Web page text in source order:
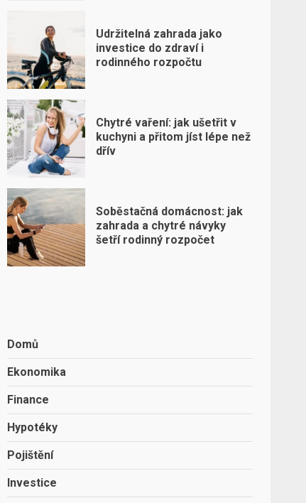
Udržitelná zahrada jako
investice do zdraví i
rodinného rozpočtu
Chytré vaření: jak ušetřit v
kuchyni a přitom jíst lépe než
dřív
Soběstačná domácnost: jak
zahrada a chytré návyky
šetří rodinný rozpočet
Domů
Ekonomika
Finance
Hypotéky
Pojištění
Investice